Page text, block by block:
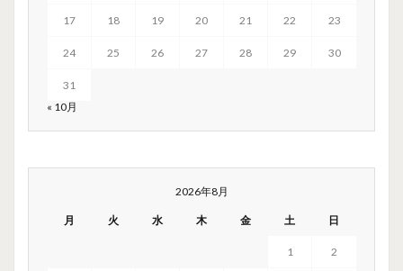
17 18 19 20 21 22 23
24 25 26 27 28 29 30
31
« 10月
2026年8月
月 火 水 木 金 土 日
1 2